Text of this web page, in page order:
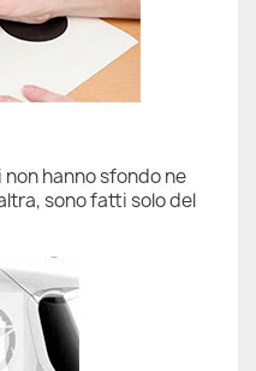
hanno sfondo ne
sono fatti solo del